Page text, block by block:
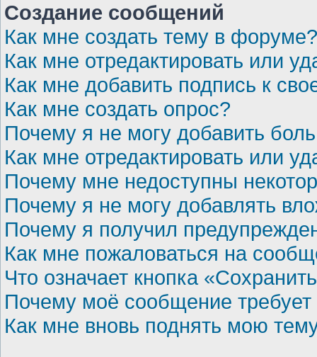
Создание сообщений
Как мне создать тему в форуме?
Как мне отредактировать или
Как мне добавить подпись к
Как мне создать опрос?
Почему я не могу добавить
Как мне отредактировать или
Почему мне недоступны
Почему я не могу добавлять
Почему я получил
Как мне пожаловаться на
Что означает кнопка
Почему моё сообщение
Как мне вновь поднять мою